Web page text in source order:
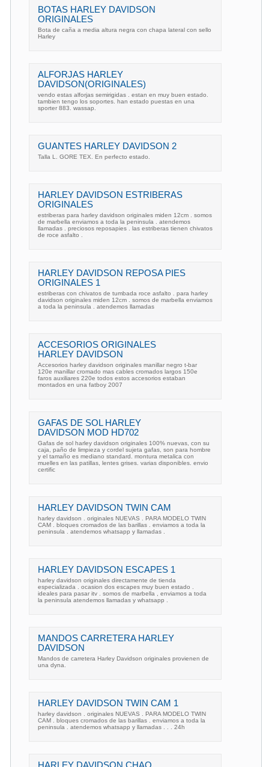
BOTAS HARLEY DAVIDSON
ORIGINALES
Bota de caña a media altura negra con chapa lateral con sello
Harley
ALFORJAS HARLEY
DAVIDSON(ORIGINALES)
vendo estas alforjas semirigidas . estan en muy buen estado.
tambien tengo los soportes. han estado puestas en una
sporter 883. wassap.
GUANTES HARLEY DAVIDSON 2
Talla L. GORE TEX. En perfecto estado.
HARLEY DAVIDSON ESTRIBERAS
ORIGINALES
estriberas para harley davidson originales miden 12cm . somos
de marbella enviamos a toda la peninsula . atendemos
llamadas . preciosos reposapies . las estriberas tienen chivatos
de roce asfalto .
HARLEY DAVIDSON REPOSA PIES
ORIGINALES 1
estriberas con chivatos de tumbada roce asfalto . para harley
davidson originales miden 12cm . somos de marbella enviamos
a toda la peninsula . atendemos llamadas
ACCESORIOS ORIGINALES
HARLEY DAVIDSON
Accesorios harley davidson originales manillar negro t-bar
120e manillar cromado mas cables cromados largos 150e
faros auxiliares 220e todos estos accesorios estaban
montados en una fatboy 2007
GAFAS DE SOL HARLEY
DAVIDSON MOD HD702
Gafas de sol harley davidson originales 100% nuevas, con su
caja, paño de limpieza y cordel sujeta gafas, son para hombre
y el tamaño es mediano standard. montura metalica con
muelles en las patillas, lentes grises. varias disponibles. envio
certific
HARLEY DAVIDSON TWIN CAM
harley davidson . originales NUEVAS . PARA MODELO TWIN
CAM . bloques cromados de las barillas . enviamos a toda la
peninsula . atendemos whatsapp y llamadas .
HARLEY DAVIDSON ESCAPES 1
harley davidson originales directamente de tienda
especializada . ocasion dos escapes muy buen estado .
ideales para pasar itv . somos de marbella , enviamos a toda
la peninsula atendemos llamadas y whatsapp .
MANDOS CARRETERA HARLEY
DAVIDSON
Mandos de carretera Harley Davidson originales provienen de
una dyna.
HARLEY DAVIDSON TWIN CAM 1
harley davidson . originales NUEVAS . PARA MODELO TWIN
CAM . bloques cromados de las barillas . enviamos a toda la
peninsula . atendemos whatsapp y llamadas . . . 24h
HARLEY DAVIDSON CHAQ